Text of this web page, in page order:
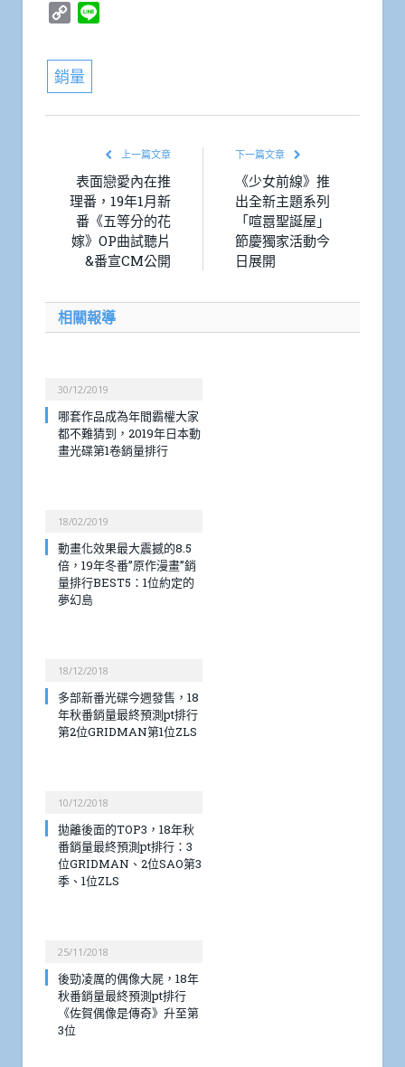
Copy
銷量
上一篇文章
表面戀愛內在推
理番，19年1月新
番《五等分的花
嫁》OP曲試聽片
&番宣CM公開
下一篇文章
《少女前線》推
出全新主題系列
「喧囂聖誕屋」
節慶獨家活動今
日展開
相關報導
30/12/2019
哪套作品成為年間霸權大家
都不難猜到，2019年日本動
畫光碟第1卷銷量排行
18/02/2019
動畫化效果最大震撼的8.5
倍，19年冬番”原作漫畫”銷
量排行BEST5：1位約定的
夢幻島
18/12/2018
多部新番光碟今週發售，18
年秋番銷量最終預測pt排行
第2位GRIDMAN第1位ZLS
10/12/2018
拋離後面的TOP3，18年秋
番銷量最終預測pt排行：3
位GRIDMAN、2位SAO第3
季、1位ZLS
25/11/2018
後勁凌厲的偶像大屍，18年
秋番銷量最終預測pt排行
《佐賀偶像是傳奇》升至第
3位